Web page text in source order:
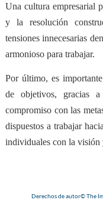
Una cultura empresarial
y la resolución
tensiones innecesarias
armonioso para trabajar.
Por último, es
de objetivos, gracias
compromiso con las
dispuestos a trabajar
individuales con la visión
Derechos de autor© The